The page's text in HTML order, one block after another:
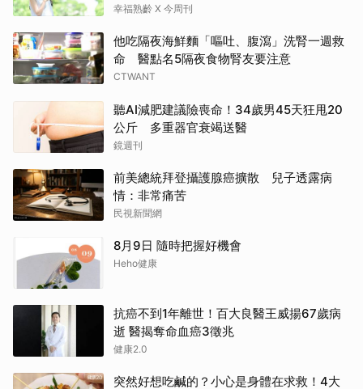
退燒藥」，5招才能真救命
幸福熟齡 X 今周刊
他吃隔夜海鮮麵「嘔吐、腹瀉」洗腎一週救
命 醫點名5隔夜食物腎友要注意
CTWANT
聽AI減肥建議險喪命！34歲男45天狂甩20
公斤 多重器官衰竭送醫
鏡週刊
前美總統拜登攝護腺癌擴散 兒子透露病
情：非常痛苦
民視新聞網
8月9日 隨時把握好機會
Heho健康
抗癌不到1年離世！百大良醫王威揚67歲病
逝 醫揭奪命血癌3徵兆
健康2.0
突然好想吃鹹的？小心是身體在求救！4大